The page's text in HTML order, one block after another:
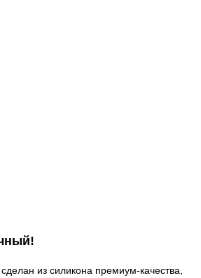
из силикона премиум-качества,